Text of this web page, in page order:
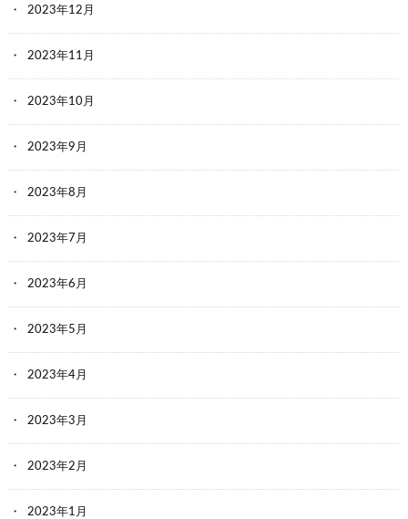
2023年12月
2023年11月
2023年10月
2023年9月
2023年8月
2023年7月
2023年6月
2023年5月
2023年4月
2023年3月
2023年2月
2023年1月